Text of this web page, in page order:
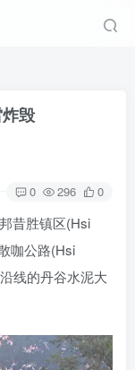
毁
0 296 0
昔胜镇区(Hsi
咖公路(Hsi
线的丹谷水泥大